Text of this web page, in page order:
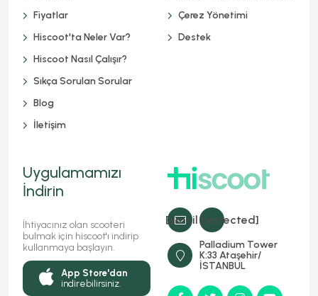
[email protected]
Palladium Tower
K:33 Ataşehir/
İSTANBUL
Fiyatlar
Hiscoot'ta Neler Var?
Hiscoot Nasıl Çalışır?
Sıkça Sorulan Sorular
Blog
İletişim
Çerez Yönetimi
Destek
Uygulamamızı
İndirin
İhtiyacınız olan scooteri
bulmak için hiscoot'ı indirip
kullanmaya başlayın.
App Store'dan
indirebilirsiniz.